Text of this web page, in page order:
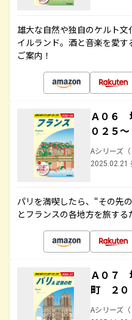
雄大な自然や独自のケルト
イルランド。酒と音楽を愛
ご案内！
Ａ０６
０２５
Aシリーズ
2025.02.21
パリを満喫したら、“その先
とフランスの各地方を旅する
Ａ０７
町 ２０
Aシリーズ